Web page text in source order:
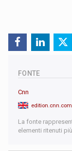
FONTE
Cnn
La fonte
elementi ritenuti